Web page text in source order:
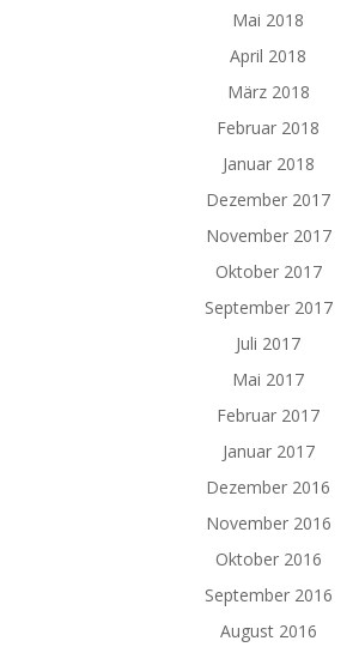
Mai 2018
April 2018
März 2018
Februar 2018
Januar 2018
Dezember 2017
November 2017
Oktober 2017
September 2017
Juli 2017
Mai 2017
Februar 2017
Januar 2017
Dezember 2016
November 2016
Oktober 2016
September 2016
August 2016